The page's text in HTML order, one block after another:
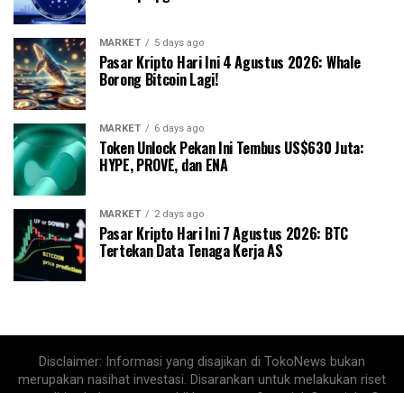
MARKET 5 days ago
Pasar Kripto Hari Ini 4 Agustus 2026: Whale
Borong Bitcoin Lagi!
MARKET 6 days ago
Token Unlock Pekan Ini Tembus US$630 Juta:
HYPE, PROVE, dan ENA
MARKET 2 days ago
Pasar Kripto Hari Ini 7 Agustus 2026: BTC
Tertekan Data Tenaga Kerja AS
Disclaimer: Informasi yang disajikan di TokoNews bukan
merupakan nasihat investasi. Disarankan untuk melakukan riset